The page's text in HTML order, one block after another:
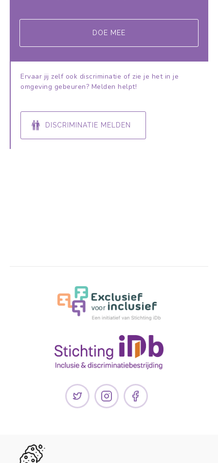
DOE MEE
Ervaar jij zelf ook discriminatie of zie je het in je
omgeving gebeuren? Melden helpt!
DISCRIMINATIE MELDEN
Handige links